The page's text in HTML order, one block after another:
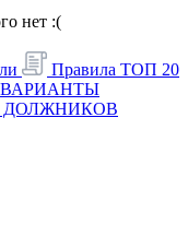
нет :(
Правила ТОП 20
ВАРИАНТЫ
ДОЛЖНИКОВ